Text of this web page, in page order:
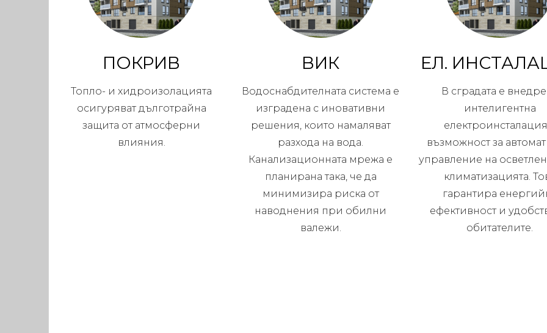
ПОКРИВ
Топло- и хидроизолацията
осигуряват дълготрайна
защита от атмосферни
влияния.
ВИК
Водоснабдителната система е
изградена с иновативни
решения, които намаляват
разхода на вода.
Канализационната мрежа е
планирана така, че да
минимизира риска от
наводнения при обилни
валежи.
ЕЛ.
В сградата е
интелигентна
възможност за
управление на
климатизацията.
гарантира
ефективност и
обитателите.